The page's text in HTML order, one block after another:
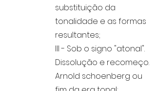
substituição da
tonalidade e as formas
resultantes;
III - Sob o signo "atonal".
Dissolução e recomeço.
Arnold schoenberg ou